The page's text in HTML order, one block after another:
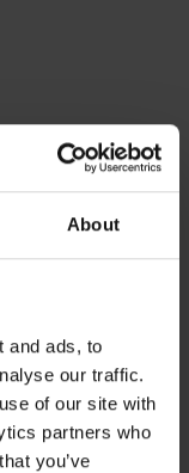
About
and ads, to
our traffic.
of our site with
partners who
you’ve